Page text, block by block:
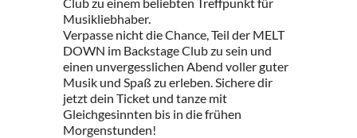
Musikliebhaber.
Verpasse nicht die Chance, Teil der MELT
DOWN im Backstage Club zu sein und
einen unvergesslichen Abend voller guter
Musik und Spaß zu erleben. Sichere dir
jetzt dein Ticket und tanze mit
Gleichgesinnten bis in die frühen
Morgenstunden!